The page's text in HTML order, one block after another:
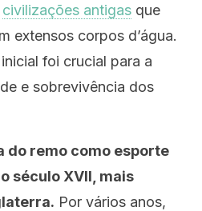
civilizações antigas que
extensos corpos d’água.
foi crucial para a
e sobrevivência dos
do remo como esporte
século XVII, mais
Por vários anos,